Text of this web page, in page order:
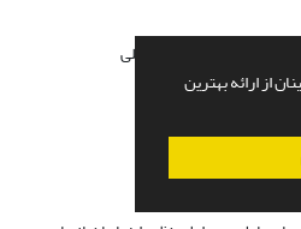
از ارائه بهترین
نظر فضای خارجی و داخلی
کتابخانه‏ای
آنها
نسبت جامعه